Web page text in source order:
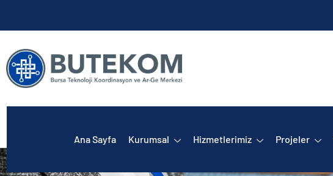
Ana Sayfa Kurumsal Hizmetlerimiz Projeler